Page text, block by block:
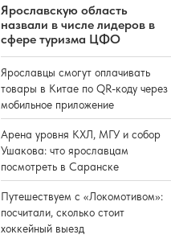
Ярославскую область
назвали в числе лидеров в
сфере туризма ЦФО
Ярославцы смогут оплачивать
товары в Китае по QR-коду через
мобильное приложение
Арена уровня КХЛ, МГУ и собор
Ушакова: что ярославцам
посмотреть в Саранске
Путешествуем с «Локомотивом»:
посчитали, сколько стоит
хоккейный выезд